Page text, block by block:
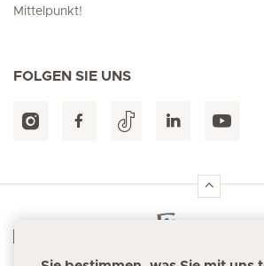
Mittelpunkt!
FOLGEN SIE UNS